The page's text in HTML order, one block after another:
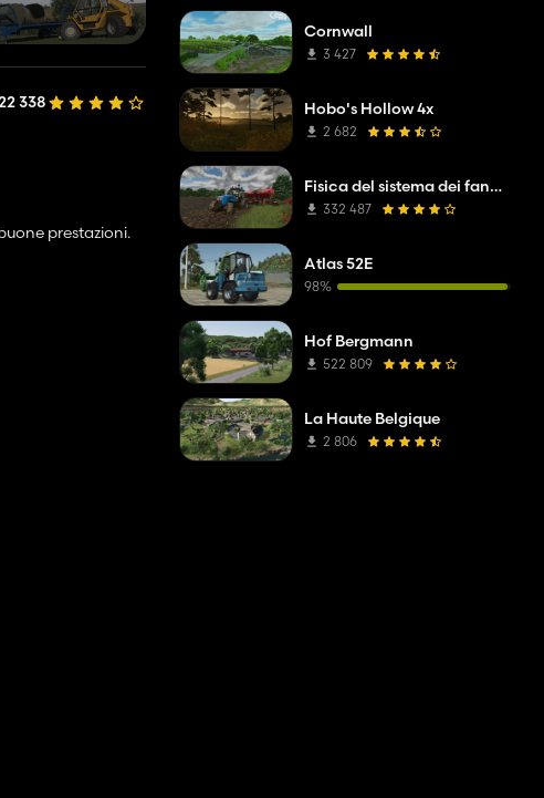
338
prestazioni.
Cornwall
3 427
Hobo's Hollow 4x
2 682
Fisica del sistema dei fanghi
332 487
Atlas 52E
98%
Hof Bergmann
522 809
La Haute Belgique
2 806